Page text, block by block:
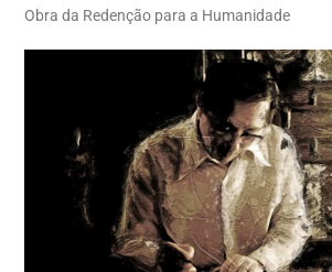
Obra da Redenção para a Humanidade